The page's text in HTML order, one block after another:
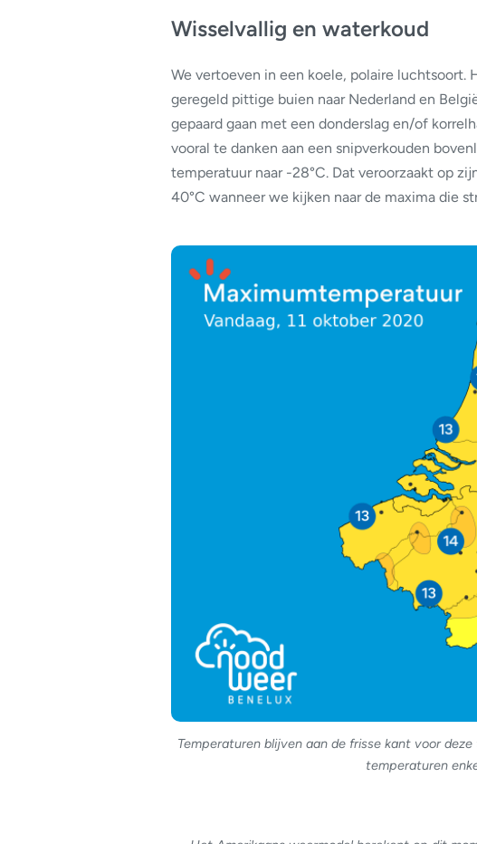
Wisselvallig en waterkoud
We vertoeven in een koele, polaire luchtsoort.
geregeld pittige buien naar Nederland en
gepaard gaan met een donderslag en/of
vooral te danken aan een snipverkouden
temperatuur naar -28°C. Dat veroorzaakt op
40°C wanneer we kijken naar de maxima die
Temperaturen blijven aan de frisse kant voor
temperaturen